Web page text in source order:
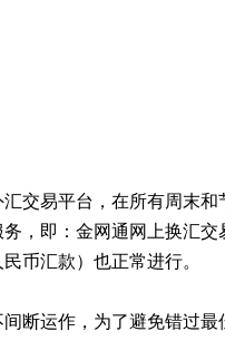
交易平台，在所有周末
，即：金网通网上换汇
币汇款）也正常进行。
间断运作，为了避免错过